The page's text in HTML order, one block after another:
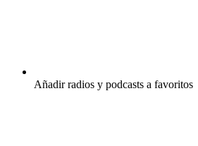
Añadir radios y podcasts a favoritos